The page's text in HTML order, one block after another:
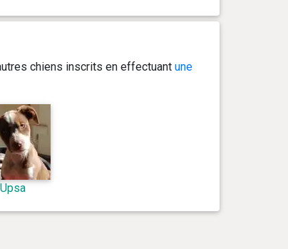
chiens inscrits en effectuant une
Upsa